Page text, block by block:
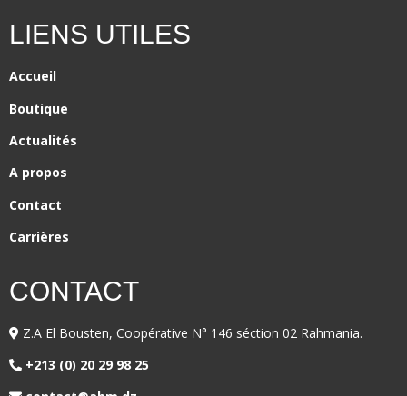
LIENS UTILES
Accueil
Boutique
Actualités
A propos
Contact
Carrières
CONTACT
Z.A El Bousten, Coopérative N° 146 séction 02 Rahmania.
+213 (0) 20 29 98 25